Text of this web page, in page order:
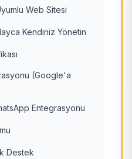
Web Sitesi
Kendiniz Yönetin
(Google'a
Entegrasyonu
Destek